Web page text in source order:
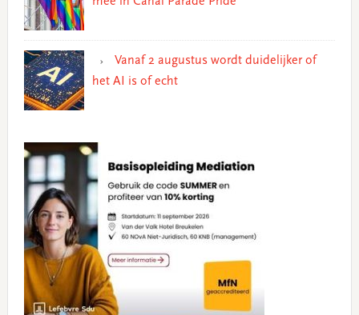
Vanaf 2 augustus wordt duidelijker of
het AI is of echt